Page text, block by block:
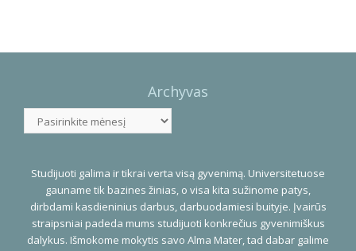
Navigation
Archyvas
Studijuoti galima ir tikrai verta visą gyvenimą. Universitetuose
gauname tik bazines žinias, o visa kita sužinome patys,
dirbdami kasdieninius darbus, darbuodamiesi buityje. Įvairūs
straipsniai padeda mums studijuoti konkrečius gyvenimiškus
dalykus. Išmokome mokytis savo Alma Mater, tad dabar galime